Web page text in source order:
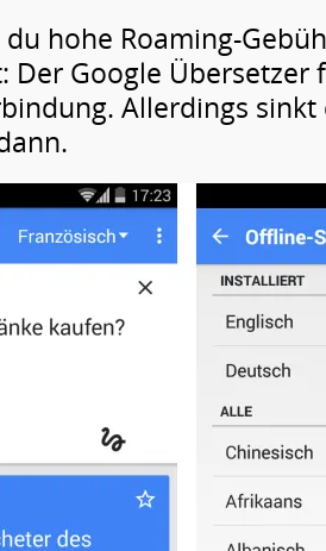
hohe Roaming-
Der Google
Allerdings